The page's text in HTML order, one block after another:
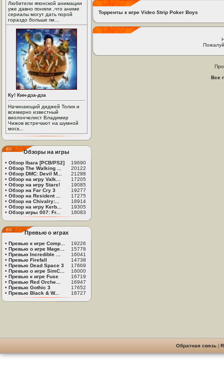
Любители японской анимации
уже давно поняли ,что аниме
сериалы могут дать порой
гораздо больше пи...
Ку! Кин-дза-дза
Начинающий диджей Толик и
всемирно известный
виолончелист Владимир
Чижов встречают на шумной
моск...
Обзоры на игры
• Обзор Ibara [PCB/PS2]
19690
• Обзор The Walking ...
20122
• Обзор DMC: Devil M...
21288
• Обзор на игру Valk...
17205
• Обзор на игру Stars!
19085
• Обзор на Far Cry 3
19277
• Обзор на Resident ...
17275
• Обзор на Chivalry:...
18914
• Обзор на игру Kerb...
19305
• Обзор игры 007: Fr... 18083
Превью о играх
• Превью к игре Comp...
19226
• Превью о игре Mage...
15778
• Превью Incredible ...
16041
• Превью Firefall
14738
• Превью Dead Space 3
17669
• Превью о игре SimC...
16000
• Превью к игре Fuse
16719
• Превью Red Orche...
16947
• Превью Gothic 3
17652
• Превью Black & W... 18727
Торренты к игре Video Strip Poker Boys
Все
Обратная связь